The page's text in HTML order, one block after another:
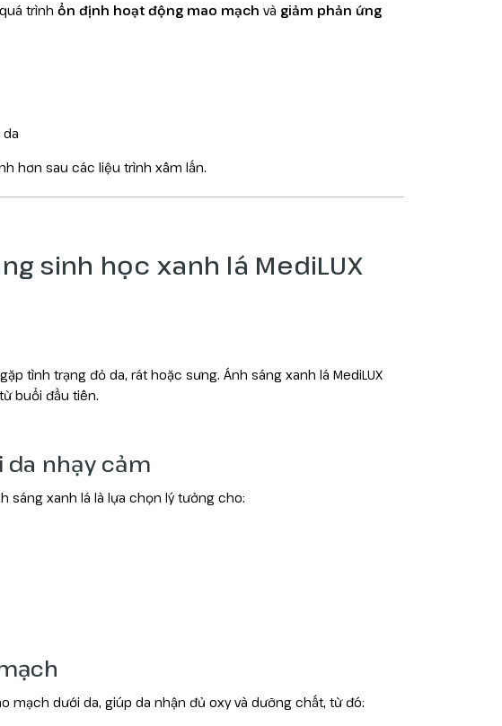
trình ổn định hoạt động mao mạch và giảm phản ứng
hơn sau các liệu trình xâm lấn.
sinh học xanh lá MediLUX
tình trạng đỏ da, rát hoặc sưng. Ánh sáng xanh lá MediLUX
buổi đầu tiên.
da nhạy cảm
sáng xanh lá là lựa chọn lý tưởng cho:
mạch dưới da, giúp da nhận đủ oxy và dưỡng chất, từ đó: